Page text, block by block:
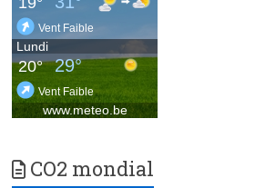
CO2 mondial